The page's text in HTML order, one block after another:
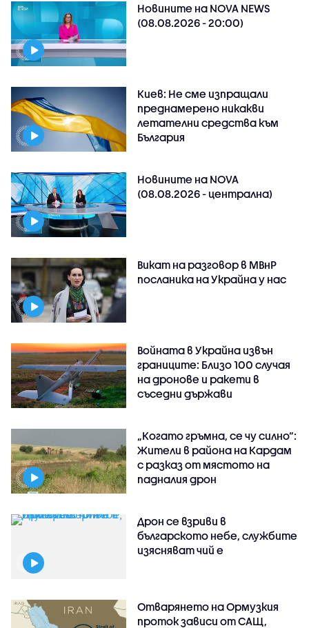
Новините на NOVA NEWS
(08.08.2026 - 20:00)
Киев: Не сме изпращали
преднамерено никакви
летателни средства към
България
Новините на NOVA
(08.08.2026 - централна)
Викат на разговор в МВнР
посланика на Украйна у нас
Войната в Украйна извън
границите: Близо 100 случая
на дронове и ракети в
съседни държави
„Когато гръмна, се чу силно“:
Жители в района на Кардам
с разказ от мястото на
падналия дрон
Дрон се взриви в
българското небе, службите
изясняват чий е
Отварянето на Ормузкия
проток зависи от САЩ,